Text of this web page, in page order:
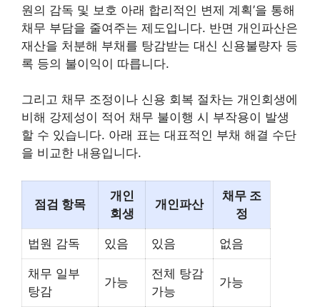
원의 감독 및 보호 아래 합리적인 변제 계획’을 통해
채무 부담을 줄여주는 제도입니다. 반면 개인파산은
재산을 처분해 부채를 탕감받는 대신 신용불량자 등
록 등의 불이익이 따릅니다.
그리고 채무 조정이나 신용 회복 절차는 개인회생에
비해 강제성이 적어 채무 불이행 시 부작용이 발생
할 수 있습니다. 아래 표는 대표적인 부채 해결 수단
을 비교한 내용입니다.
점검 항목
개인
회생
개인파산
채무 조
정
법원 감독 있음 있음 없음
채무 일부
탕감
가능
전체 탕감
가능
가능